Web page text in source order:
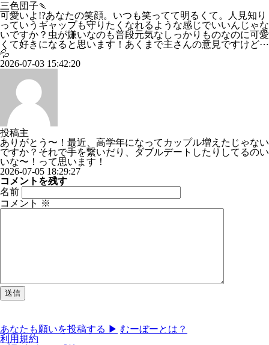
三色団子🍡
可愛いよ!?あなたの笑顔。いつも笑ってて明るくて。人見知り
っていうギャップも守りたくなれるような感じでいいんじゃな
いですか？虫が嫌いなのも普段元気なしっかりものなのに可愛
くて好きになると思います！あくまで主さんの意見ですけど⋯
💦
2026-07-03 15:42:20
投稿主
ありがとう〜！最近、高学年になってカップル増えたじゃない
ですか？それで手を繋いだり、ダブルデートしたりしてるのい
いな〜！って思います！
2026-07-05 18:29:27
コメントを残す
名前
コメント ※
あなたも願いを投稿する ▶ むーぼーとは？
利用規約